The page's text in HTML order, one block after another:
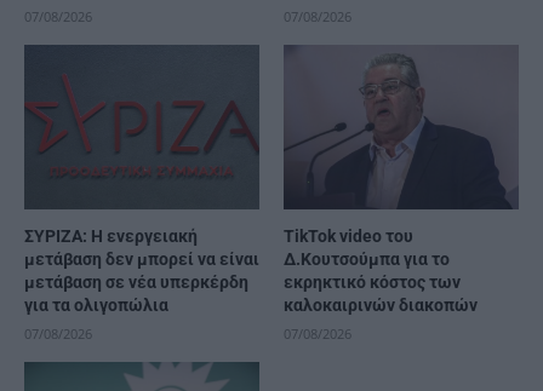
07/08/2026 07/08/2026
ΣΥΡΙΖΑ: Η ενεργειακή
μετάβαση δεν μπορεί να είναι
μετάβαση σε νέα υπερκέρδη
για τα ολιγοπώλια
07/08/2026
TikTok video του
Δ.Κουτσούμπα για το
εκρηκτικό κόστος των
καλοκαιρινών διακοπών
07/08/2026